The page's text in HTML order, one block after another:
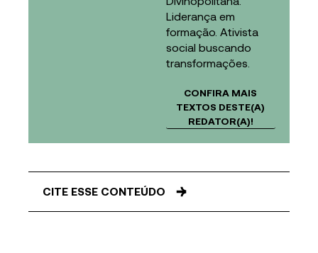
Liderança em
formação. Ativista
social buscando
transformações.
CONFIRA MAIS
TEXTOS DESTE(A)
REDATOR(A)!
CITE ESSE CONTEÚDO